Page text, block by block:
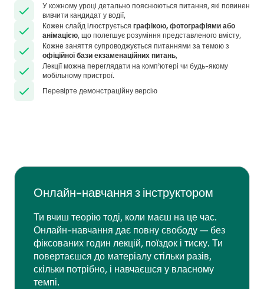
У кожному уроці детально пояснюються питання, які повинен
вивчити кандидат у водії,
Кожен слайд ілюструється графікою, фотографіями або
анімацією, що полегшує розуміння представленого вмісту,
Кожне заняття супроводжується питаннями за темою з
офіційної бази екзаменаційних питань,
Лекції можна переглядати на комп’ютері чи будь-якому
мобільному пристрої.
Перевірте демонстраційну версію
Онлайн-навчання з інструктором
Ти вчиш теорію тоді, коли маєш на це час.
Онлайн-навчання дає повну свободу — без
фіксованих годин лекцій, поїздок і тиску. Ти
повертаєшся до матеріалу стільки разів,
скільки потрібно, і навчаєшся у власному
темпі.